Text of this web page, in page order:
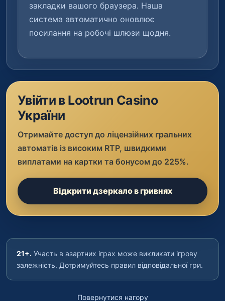
закладки вашого браузера. Наша
система автоматично оновлює
посилання на робочі шлюзи щодня.
Увійти в Lootrun Casino
України
Отримайте доступ до ліцензійних гральних
автоматів із високим RTP, швидкими
виплатами на картки та бонусом до 225%.
Відкрити дзеркало в гривнях
21+. Участь в азартних іграх може викликати ігрову
залежність. Дотримуйтесь правил відповідальної гри.
Повернутися нагору